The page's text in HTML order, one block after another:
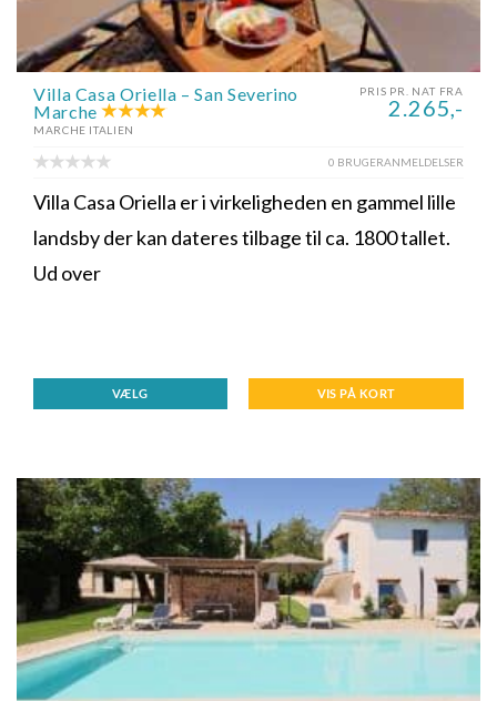
PRIS PR. NAT FRA
2.265,-
Villa Casa Oriella – San Severino
Marche
MARCHE ITALIEN
0 BRUGERANMELDELSER
Villa Casa Oriella er i virkeligheden en gammel lille
landsby der kan dateres tilbage til ca. 1800 tallet.
Ud over
VÆLG VIS PÅ KORT